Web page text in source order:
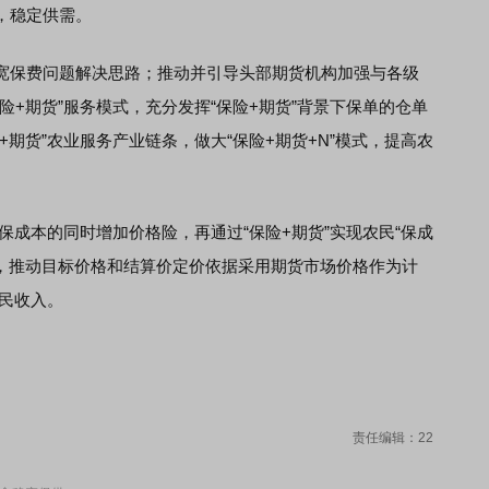
定供需。
问题解决思路；推动并引导头部期货机构加强与各级
+期货”服务模式，充分发挥“保险+期货”背景下保单的仓单
货”农业服务产业链条，做大“保险+期货+N”模式，提高农
本的同时增加价格险，再通过“保险+期货”实现农民“保成
推动目标价格和结算价定价依据采用期货市场价格作为计
收入。
责任编辑：22